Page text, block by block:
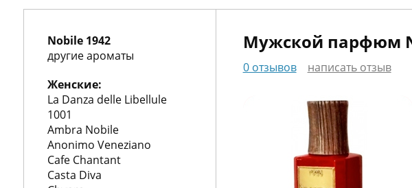
Nobile 1942
другие ароматы
Женские:
La Danza delle Libellule
1001
Ambra Nobile
Anonimo Veneziano
Cafe Chantant
Casta Diva
Мужской парфюм
0 отзывов написать отзыв
Гарантии
клиентам
Доставка
и
оплата
Контакты